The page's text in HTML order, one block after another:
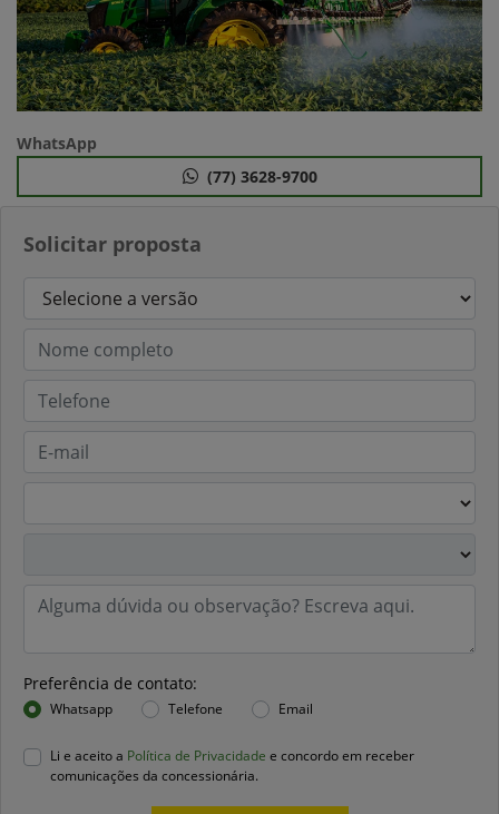
Solicitar proposta
Preferência de contato:
Whatsapp Telefone Email
Li e aceito a Política de Privacidade e concordo em receber
comunicações da concessionária.
WhatsApp
(77) 3628-9700